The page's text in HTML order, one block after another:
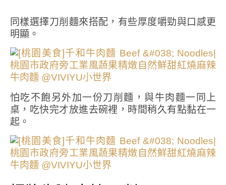
同樣選擇刀削麵來搭配，有些厚度嚼勁與口感更
明顯。
怕吃不飽另外加一份刀削麵，與牛肉麵一同上
桌，吃快完才放進去碗裡，時間稍久有點黏在一
起。